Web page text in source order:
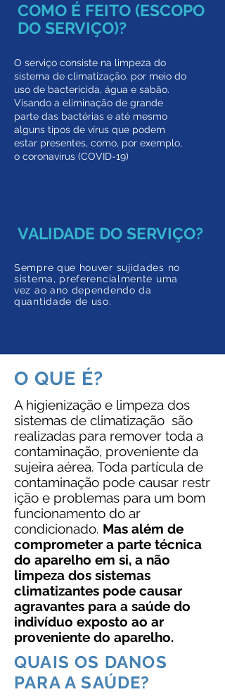
COMO É FEITO (ESCOPO
DO SERVIÇO)?
O serviço consiste na limpeza do
sistema de climatização, por meio do
uso de bactericida, água e sabão.
Visando a eliminação de grande
parte das bactérias e até mesmo
alguns tipos de vírus que podem
estar presentes, como, por exemplo,
o coronavirus (COVID-19)
VALIDADE DO SERVIÇO?
Sempre que houver sujidades no
sistema, preferencialmente uma
vez ao ano dependendo da
quantidade de uso.
O QUE É?
A higienização e limpeza dos
sistemas de climatização são
realizadas para remover toda a
contaminação, proveniente da
sujeira aérea. Toda partícula de
contaminação pode causar restr
ição e problemas para um bom
funcionamento do ar
condicionado. Mas além de
comprometer a parte técnica
do aparelho em si, a não
limpeza dos sistemas
climatizantes pode causar
agravantes para a saúde do
indivíduo exposto ao ar
proveniente do aparelho.
QUAIS OS DANOS
PARA A SAÚDE?